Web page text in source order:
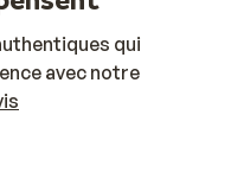
qui
avec notre